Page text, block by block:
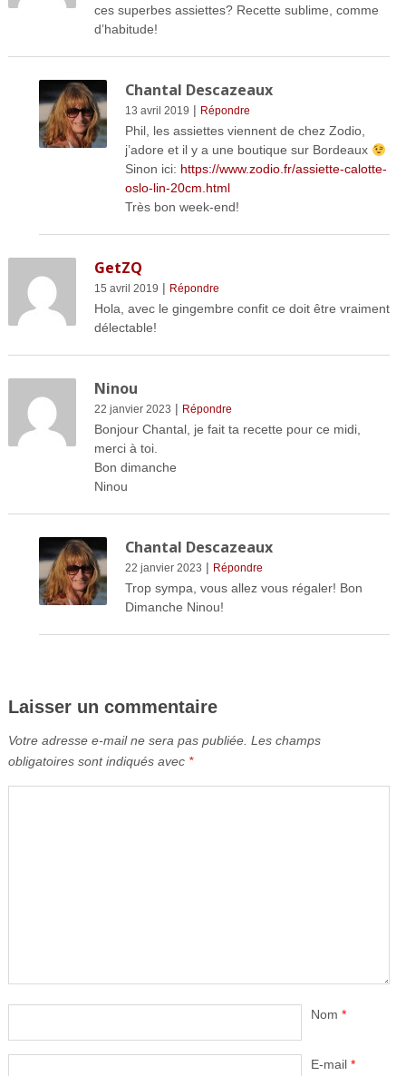
ces superbes assiettes? Recette sublime, comme
d’habitude!
Chantal Descazeaux
13 avril 2019 | Répondre
Phil, les assiettes viennent de chez Zodio,
j’adore et il y a une boutique sur Bordeaux
Sinon ici: https://www.zodio.fr/assiette-calotte-
oslo-lin-20cm.html
Très bon week-end!
GetZQ
15 avril 2019 | Répondre
Hola, avec le gingembre confit ce doit être vraiment
délectable!
Ninou
22 janvier 2023 | Répondre
Bonjour Chantal, je fait ta recette pour ce midi,
merci à toi.
Bon dimanche
Ninou
Chantal Descazeaux
22 janvier 2023 | Répondre
Trop sympa, vous allez vous régaler! Bon
Dimanche Ninou!
Laisser un commentaire
Votre adresse e-mail ne sera pas publiée. Les champs
obligatoires sont indiqués avec *
Nom *
E-mail *